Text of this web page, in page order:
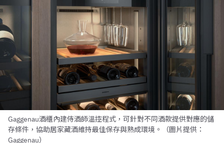
Gaggenau酒櫃內建侍酒師溫控程式，可針對不同酒款提供對應的儲
存條件，協助居家藏酒維持最佳保存與熟成環境。（圖片提供：
Gaggenau）